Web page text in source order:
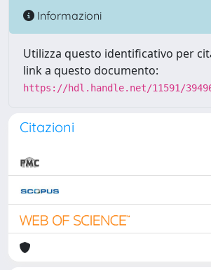
Informazioni
Utilizza questo identificativo per
link a questo documento:
https://hdl.handle.net/11591/
Citazioni